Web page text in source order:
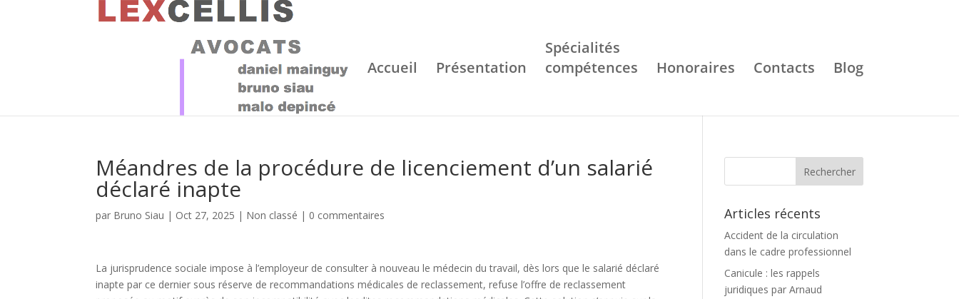
Accueil Présentation
Spécialités
compétences
Honoraires Contacts Blog
Méandres de la procédure de licenciement d’un salarié
déclaré inapte
par Bruno Siau | Oct 27, 2025 | Non classé | 0 commentaires
La jurisprudence sociale impose à l’employeur de consulter à nouveau le médecin du travail, dès lors que le salarié déclaré
inapte par ce dernier sous réserve de recommandations médicales de reclassement, refuse l’offre de reclassement
Articles récents
Accident de la circulation
dans le cadre professionnel
Canicule : les rappels
juridiques par Arnaud